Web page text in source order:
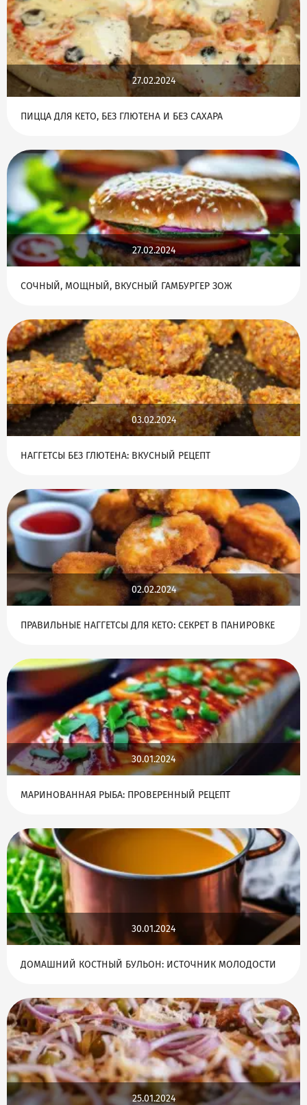
27.02.2024
ПИЦЦА ДЛЯ КЕТО, БЕЗ ГЛЮТЕНА И БЕЗ САХАРА
27.02.2024
СОЧНЫЙ, МОЩНЫЙ, ВКУСНЫЙ ГАМБУРГЕР ЗОЖ
03.02.2024
НАГГЕТСЫ БЕЗ ГЛЮТЕНА: ВКУСНЫЙ РЕЦЕПТ
02.02.2024
ПРАВИЛЬНЫЕ НАГГЕТСЫ ДЛЯ КЕТО: СЕКРЕТ В ПАНИРОВКЕ
30.01.2024
МАРИНОВАННАЯ РЫБА: ПРОВЕРЕННЫЙ РЕЦЕПТ
30.01.2024
ДОМАШНИЙ КОСТНЫЙ БУЛЬОН: ИСТОЧНИК МОЛОДОСТИ
25.01.2024